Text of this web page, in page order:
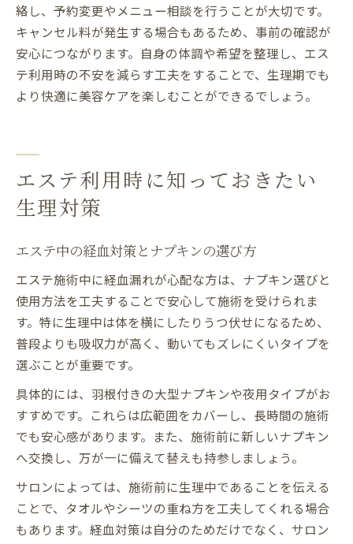
絡し、予約変更やメニュー相談を行うことが大切です。
キャンセル料が発生する場合もあるため、事前の確認が
安心につながります。自身の体調や希望を整理し、エス
テ利用時の不安を減らす工夫をすることで、生理期でも
より快適に美容ケアを楽しむことができるでしょう。
エステ利用時に知っておきたい
生理対策
エステ中の経血対策とナプキンの選び方
エステ施術中に経血漏れが心配な方は、ナプキン選びと
使用方法を工夫することで安心して施術を受けられま
す。特に生理中は体を横にしたりうつ伏せになるため、
普段よりも吸収力が高く、動いてもズレにくいタイプを
選ぶことが重要です。
具体的には、羽根付きの大型ナプキンや夜用タイプがお
すすめです。これらは広範囲をカバーし、長時間の施術
でも安心感があります。また、施術前に新しいナプキン
へ交換し、万が一に備えて替えも持参しましょう。
サロンによっては、施術前に生理中であることを伝える
ことで、タオルやシーツの重ね方を工夫してくれる場合
もあります。経血対策は自分のためだけでなく、サロン